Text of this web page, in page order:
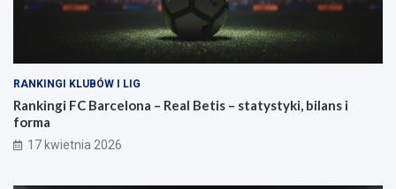
RANKINGI KLUBÓW I LIG
Rankingi FC Barcelona – Real Betis – statystyki, bilans i
forma
17 kwietnia 2026